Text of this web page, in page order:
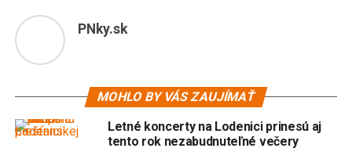
PNky.sk
MOHLO BY VÁS ZAUJÍMAŤ
Letné koncerty na Lodenici prinesú aj
tento rok nezabudnuteľné večery